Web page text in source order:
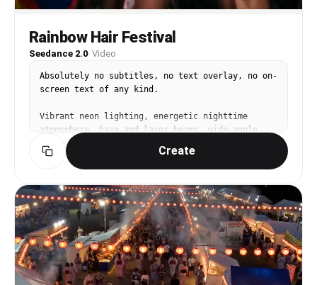
Rainbow Hair Festival
Seedance 2.0· Video
Absolutely no subtitles, no text overlay, no on-
screen text of any kind.
Vibrant neon lighting, energetic nighttime
atmosphere, haze and laser beams, wide-angle
concert photography. Saturated vivid colors.
@Image1 is a woman with long rainbow-colored
hair — blue, green, pink gradient.
@Image1 stands in the middle of a massive
outdoor music festival crowd. She sways to
music, rainbow hair flowing and catching neon
light. Colored laser beams sweep through haze
and stage lights pulse behind her. She raises a
drink can, cheering. Confetti rains down around
Create